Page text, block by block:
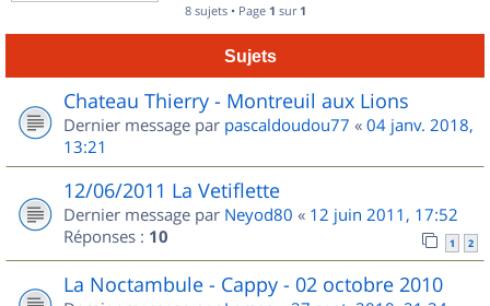
8 sujets • Page 1 sur 1
Sujets
Chateau Thierry - Montreuil aux Lions
Dernier message par pascaldoudou77 « 04 janv. 2018,
13:21
12/06/2011 La Vetiflette
Dernier message par Neyod80 « 12 juin 2011, 17:52
Réponses : 10 1 2
La Noctambule - Cappy - 02 octobre 2010